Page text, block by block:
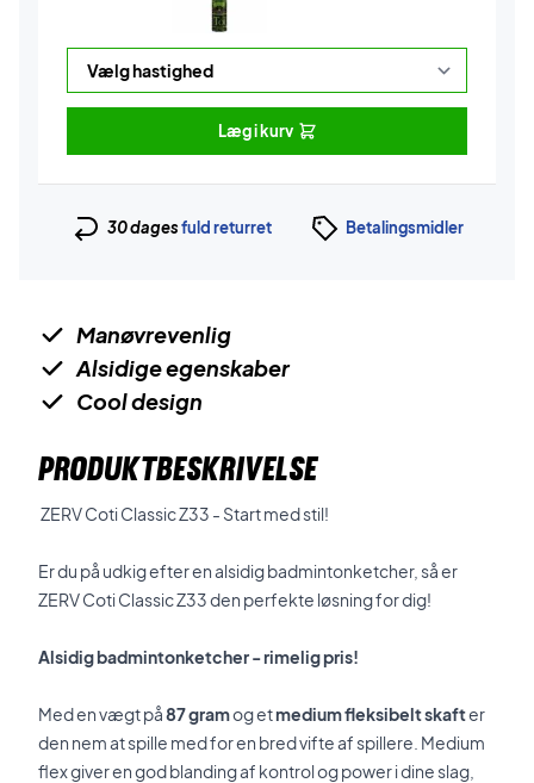
Læg i kurv
30 dagesfuld returret Betalingsmidler
Manøvrevenlig
Alsidige egenskaber
Cool design
PRODUKTBESKRIVELSE
ZERV Coti Classic Z33 - Start med stil!
Er du på udkig efter en alsidig badmintonketcher, så er
ZERV Coti Classic Z33 den perfekte løsning for dig!
Alsidig badmintonketcher - rimelig pris!
Med en vægt på87 gramog etmedium fleksibelt skafter
den nem at spille med for en bred vifte af spillere. Medium
flex giver en god blanding af kontrol og power i dine slag,